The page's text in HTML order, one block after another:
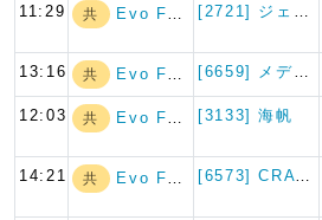
11:29 共 Evo Fund
13:16 共 Evo Fund
12:03 共 Evo Fund [3133] 海帆
14:21 共 Evo Fund